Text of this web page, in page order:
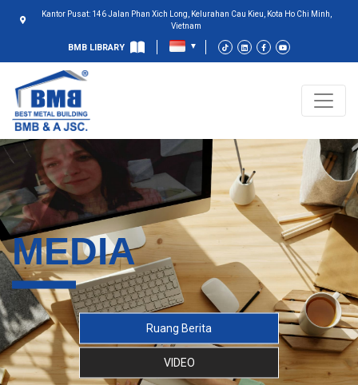
Kantor Pusat: 146 Jalan Phan Xich Long, Kelurahan Cau Kieu, Kota Ho Chi Minh,
Vietnam
BMB LIBRARY
MEDIA
Ruang Berita
VIDEO